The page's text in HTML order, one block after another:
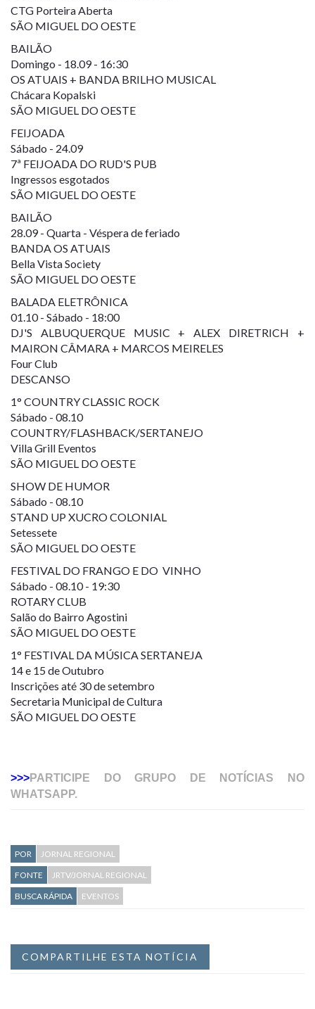
CTG Porteira Aberta
SÃO MIGUEL DO OESTE
BAILÃO
Domingo - 18.09 - 16:30
OS ATUAIS + BANDA BRILHO MUSICAL
Chácara Kopalski
SÃO MIGUEL DO OESTE
FEIJOADA
Sábado - 24.09
7ª FEIJOADA DO RUD'S PUB
Ingressos esgotados
SÃO MIGUEL DO OESTE
BAILÃO
28.09 - Quarta - Véspera de feriado
BANDA OS ATUAIS
Bella Vista Society
SÃO MIGUEL DO OESTE
BALADA ELETRÔNICA
01.10 - Sábado - 18:00
DJ'S ALBUQUERQUE MUSIC + ALEX DIRETRICH +
MAIRON CÂMARA + MARCOS MEIRELES
Four Club
DESCANSO
1° COUNTRY CLASSIC ROCK
Sábado - 08.10
COUNTRY/FLASHBACK/SERTANEJO
Villa Grill Eventos
SÃO MIGUEL DO OESTE
SHOW DE HUMOR
Sábado - 08.10
STAND UP XUCRO COLONIAL
Setessete
SÃO MIGUEL DO OESTE
FESTIVAL DO FRANGO E DO VINHO
Sábado - 08.10 - 19:30
ROTARY CLUB
Salão do Bairro Agostini
SÃO MIGUEL DO OESTE
1° FESTIVAL DA MÚSICA SERTANEJA
14 e 15 de Outubro
Inscrições até 30 de setembro
Secretaria Municipal de Cultura
SÃO MIGUEL DO OESTE
>>>PARTICIPE DO GRUPO DE NOTÍCIAS NO
WHATSAPP.
POR
JORNAL REGIONAL
FONTE
JRTV/JORNAL REGIONAL
BUSCA RÁPIDA
EVENTOS
COMPARTILHE ESTA NOTÍCIA